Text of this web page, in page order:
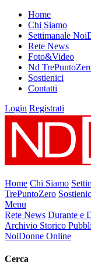
Home
Chi Siamo
Settimanale
Rete News
Foto&Video
Nd
Sostienici
Contatti
Login Registrati
Home Chi Siamo
TrePuntoZero
Menu
Rete News Durante e
Archivio Storico
NoiDonne Online
Cerca